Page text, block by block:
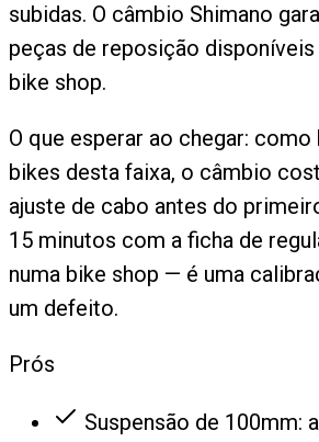
subidas. O câmbio Shimano
peças de reposição
bike shop.
O que esperar ao chegar: como
bikes desta faixa, o câmbio
ajuste de cabo antes do
15 minutos com a ficha de
numa bike shop — é uma
um defeito.
Prós
Suspensão de 100mm: